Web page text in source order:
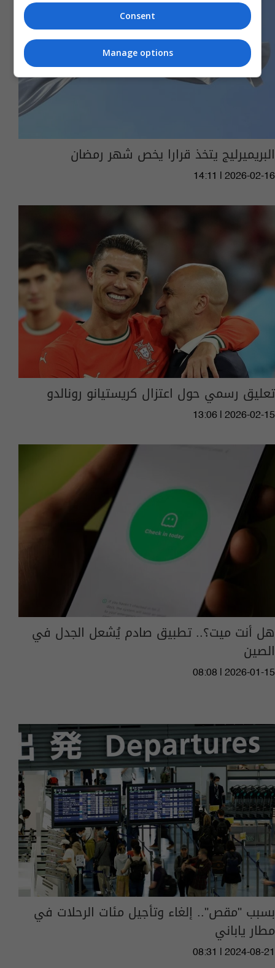
البريميرليج يتخذ قرارا يخص شهر رمضان
14:11 | 2026-02-16
تعليق رسمي حول اعتزال كريستيانو رونالدو
13:06 | 2026-02-15
هل أنت ميت؟.. تطبيق صادم يُشعل الجدل في
الصين
08:08 | 2026-01-15
بسبب "مقص".. إلغاء وتأجيل مئات الرحلات في
مطار ياباني
08:31 | 2024-08-21
Consent
Manage options